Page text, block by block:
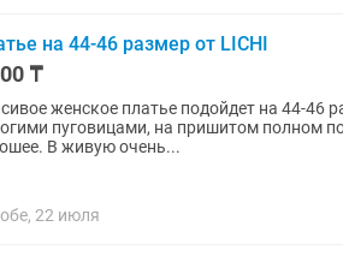
на 44-46 размер от LICHI
₸
женское платье подойдет на 44-46
пуговицами, на пришитом полном
В живую очень...
22 июля